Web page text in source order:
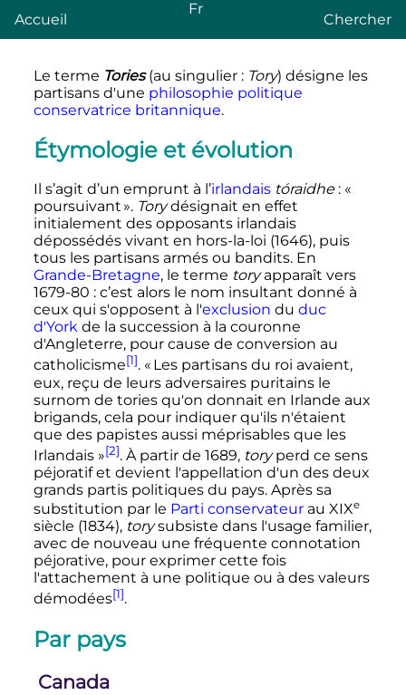
Accueil
Fr
Chercher
Le terme Tories(au singulier : Tory) désigne les
partisans d'une philosophie politique
conservatrice britannique.
Étymologie et évolution
Il s’agit d’un emprunt à l’irlandais tóraidhe : «
poursuivant ». Torydésignait en effet
initialement des opposants irlandais
dépossédés vivant en hors-la-loi (1646), puis
tous les partisans armés ou bandits. En
Grande-Bretagne, le terme toryapparaît vers
1679-80 : c’est alors le nom insultant donné à
ceux qui s'opposent à l'exclusion du duc
d'Yorkde la succession à la couronne
d'Angleterre, pour cause de conversion au
catholicisme[1]. « Les partisans du roi avaient,
eux, reçu de leurs adversaires puritains le
surnom de tories qu'on donnait en Irlande aux
brigands, cela pour indiquer qu'ils n'étaient
que des papistes aussi méprisables que les
Irlandais »[2]. À partir de 1689, toryperd ce sens
péjoratif et devient l'appellation d'un des deux
grands partis politiques du pays. Après sa
substitution par le Parti conservateurau XIXe
siècle (1834), torysubsiste dans l'usage familier,
avec de nouveau une fréquente connotation
péjorative, pour exprimer cette fois
l'attachement à une politique ou à des valeurs
démodées[1].
Par pays
Canada